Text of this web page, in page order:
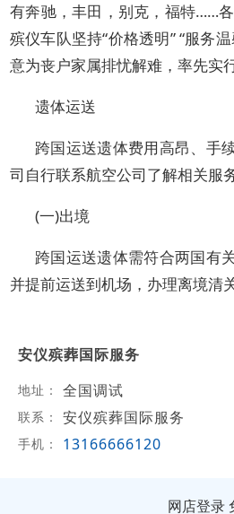
有奔驰，丰田，别克，福特……
殡仪车队坚持“价格透明” “服务
意为丧户家属排忧解难，率先实
遗体运送
跨国运送遗体费用高昂、手
司自行联系航空公司了解相关服
(一)出境
跨国运送遗体需符合两国有
并提前运送到机场，办理离境清
安仪殡葬国际服务
地址： 全国调试
联系： 安仪殡葬国际服务
手机： 13166666120
网店登录